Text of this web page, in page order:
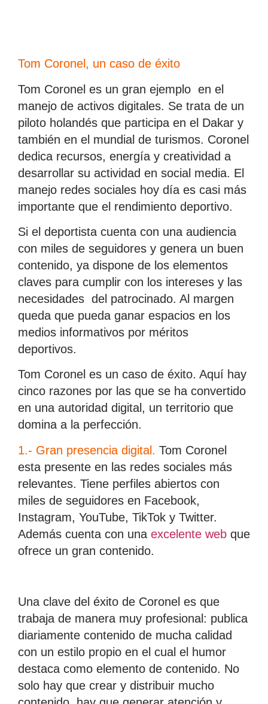
Tom Coronel, un caso de éxito
Tom Coronel es un gran ejemplo en el
manejo de activos digitales. Se trata de un
piloto holandés que participa en el Dakar y
también en el mundial de turismos. Coronel
dedica recursos, energía y creatividad a
desarrollar su actividad en social media. El
manejo redes sociales hoy día es casi más
importante que el rendimiento deportivo.
Si el deportista cuenta con una audiencia
con miles de seguidores y genera un buen
contenido, ya dispone de los elementos
claves para cumplir con los intereses y las
necesidades del patrocinado. Al margen
queda que pueda ganar espacios en los
medios informativos por méritos
deportivos.
Tom Coronel es un caso de éxito. Aquí hay
cinco razones por las que se ha convertido
en una autoridad digital, un territorio que
domina a la perfección.
1.- Gran presencia digital . Tom Coronel
esta presente en las redes sociales más
relevantes. Tiene perfiles abiertos con
miles de seguidores en Facebook,
Instagram, YouTube, TikTok y Twitter.
Además cuenta con una excelente web que
ofrece un gran contenido.
Una clave del éxito de Coronel es que
trabaja de manera muy profesional: publica
diariamente contenido de mucha calidad
con un estilo propio en el cual el humor
destaca como elemento de contenido. No
solo hay que crear y distribuir mucho